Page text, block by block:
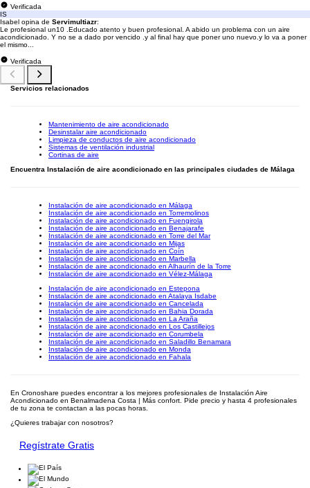
Verificada
IS
Isabel opina de Servimultiazr:
Le profesional un10 .Educado atento y buen profesional. A abido un problema con un aire
acondicionado. Y no se a dado por vencido .y al final hay que poner uno nuevo.y lo va a poner
el mismo...
Verificada
Servicios relacionados
Mantenimiento de aire acondicionado
Desinstalar aire acondicionado
Limpieza de conductos de aire acondicionado
Sistemas de ventilación industrial
Cortinas de aire
Encuentra Instalación de aire acondicionado en las principales ciudades de Málaga
Instalación de aire acondicionado en Málaga
Instalación de aire acondicionado en Torremolinos
Instalación de aire acondicionado en Fuengirola
Instalación de aire acondicionado en Benajarafe
Instalación de aire acondicionado en Torre del Mar
Instalación de aire acondicionado en Mijas
Instalación de aire acondicionado en Coín
Instalación de aire acondicionado en Marbella
Instalación de aire acondicionado en Alhaurín de la Torre
Instalación de aire acondicionado en Vélez-Málaga
Instalación de aire acondicionado en Estepona
Instalación de aire acondicionado en Atalaya Isdabe
Instalación de aire acondicionado en Cancelada
Instalación de aire acondicionado en Bahia Dorada
Instalación de aire acondicionado en La Araña
Instalación de aire acondicionado en Los Castillejos
Instalación de aire acondicionado en Corumbela
Instalación de aire acondicionado en Saladillo Benamara
Instalación de aire acondicionado en Monda
Instalación de aire acondicionado en Fahala
En Cronoshare puedes encontrar a los mejores profesionales de Instalación Aire
Acondicionado en Benalmadena Costa | Más confort. Pide precio y hasta 4 profesionales
de tu zona te contactan a las pocas horas.
¿Quieres trabajar con nosotros?
Regístrate Gratis